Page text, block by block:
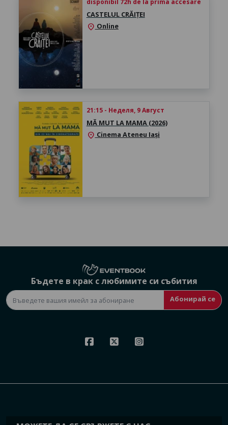
CASTELUL CRĂIȚEI
location_on Online
21:15 - Неделя, 9 Август
MĂ MUT LA MAMA (2026)
location_on Cinema Ateneu Iași
Бъдете в крак с любимите си събития
Абонирай се